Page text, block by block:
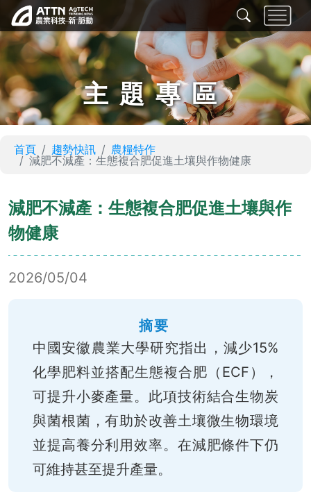
主題專區
首頁 趨勢快訊
農糧特作
減肥不減產：生態複合肥促進土壤與作物健康
減肥不減產：生態複合肥促進土壤與作
物健康
2026/05/04
摘要
中國安徽農業大學研究指出，減少15%
化學肥料並搭配生態複合肥（ECF），
可提升小麥產量。此項技術結合生物炭
與菌根菌，有助於改善土壤微生物環境
並提高養分利用效率。在減肥條件下仍
可維持甚至提升產量。